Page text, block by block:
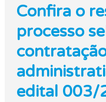
Confira o
processo
edital 003/